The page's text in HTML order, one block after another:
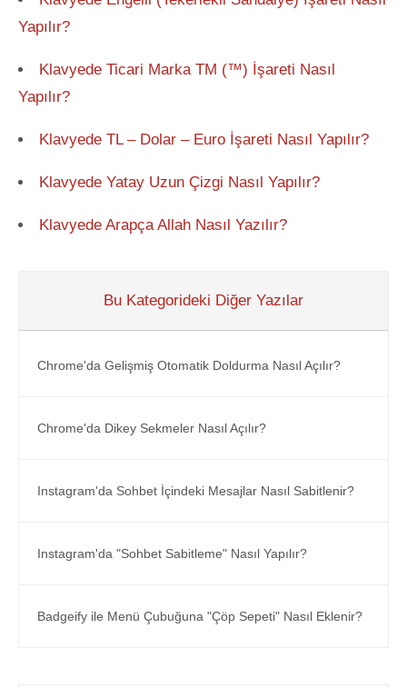
Yapılır?
Klavyede Ticari Marka TM (™) İşareti Nasıl
Yapılır?
Klavyede TL – Dolar – Euro İşareti Nasıl Yapılır?
Klavyede Yatay Uzun Çizgi Nasıl Yapılır?
Klavyede Arapça Allah Nasıl Yazılır?
Bu Kategorideki Diğer Yazılar
Chrome'da Gelişmiş Otomatik Doldurma Nasıl Açılır?
Chrome'da Dikey Sekmeler Nasıl Açılır?
Instagram'da Sohbet İçindeki Mesajlar Nasıl Sabitlenir?
Instagram'da "Sohbet Sabitleme" Nasıl Yapılır?
Badgeify ile Menü Çubuğuna "Çöp Sepeti" Nasıl Eklenir?